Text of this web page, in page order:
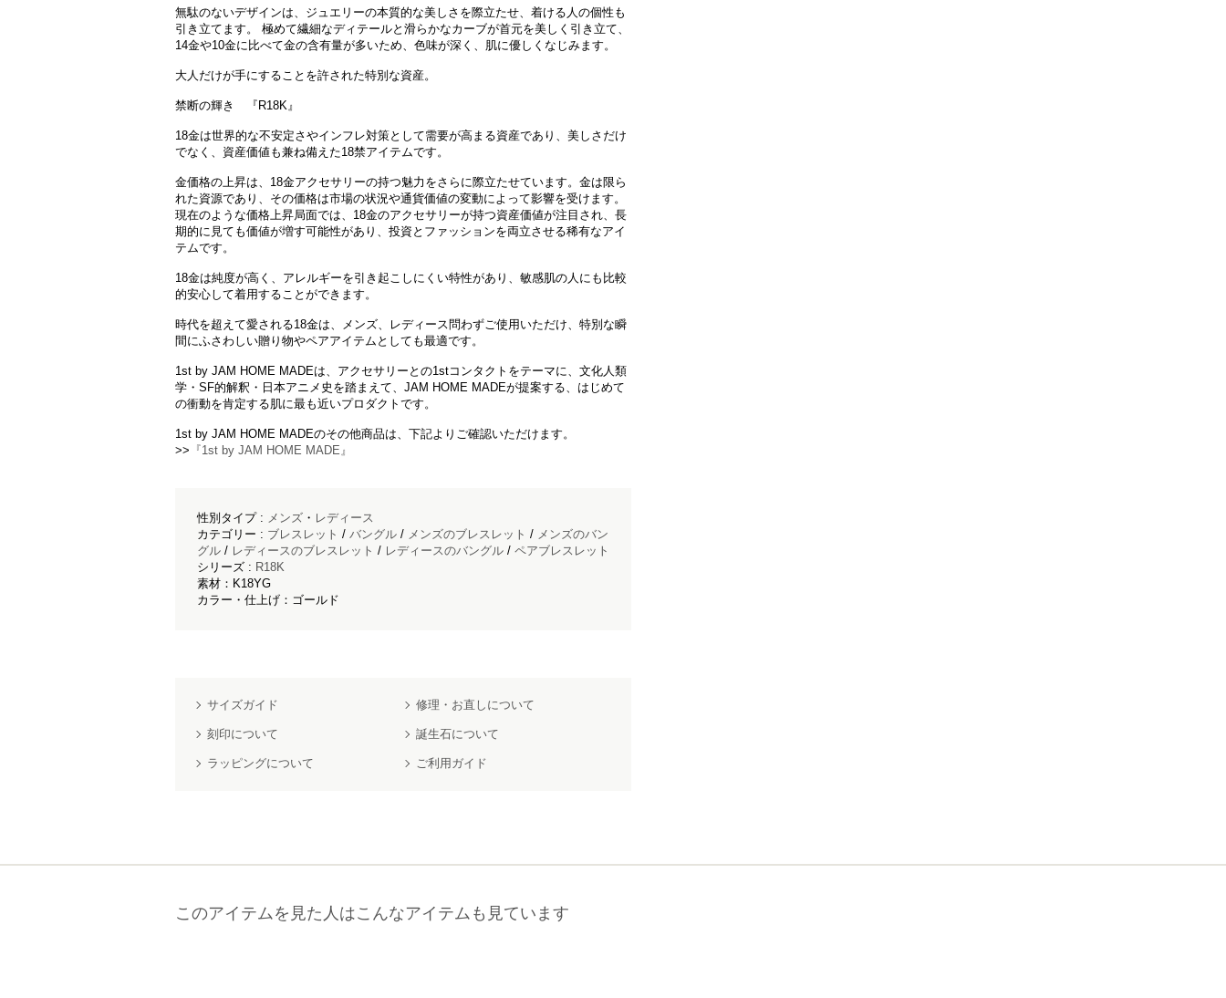
無駄のないデザインは、ジュエリーの本質的な美しさを際立たせ、着ける人の個性も
引き立てます。 極めて繊細なディテールと滑らかなカーブが首元を美しく引き立て、
14金や10金に比べて金の含有量が多いため、色味が深く、肌に優しくなじみます。
大人だけが手にすることを許された特別な資産。
禁断の輝き 『R18K』
18金は世界的な不安定さやインフレ対策として需要が高まる資産であり、美しさだけ
でなく、資産価値も兼ね備えた18禁アイテムです。
金価格の上昇は、18金アクセサリーの持つ魅力をさらに際立たせています。金は限ら
れた資源であり、その価格は市場の状況や通貨価値の変動によって影響を受けます。
現在のような価格上昇局面では、18金のアクセサリーが持つ資産価値が注目され、長
期的に見ても価値が増す可能性があり、投資とファッションを両立させる稀有なアイ
テムです。
18金は純度が高く、アレルギーを引き起こしにくい特性があり、敏感肌の人にも比較
的安心して着用することができます。
時代を超えて愛される18金は、メンズ、レディース問わずご使用いただけ、特別な瞬
間にふさわしい贈り物やペアアイテムとしても最適です。
1st by JAM HOME MADEは、アクセサリーとの1stコンタクトをテーマに、文化人類
学・SF的解釈・日本アニメ史を踏まえて、JAM HOME MADEが提案する、はじめて
の衝動を肯定する肌に最も近いプロダクトです。
1st by JAM HOME MADEのその他商品は、下記よりご確認いただけます。
>> 『1st by JAM HOME MADE』
性別タイプ : メンズ ・ レディース
カテゴリー : ブレスレット / バングル / メンズのブレスレット / メンズのバン
グル / レディースのブレスレット / レディースのバングル / ペアブレスレット
シリーズ : R18K
素材：K18YG
カラー・仕上げ：ゴールド
サイズガイド 修理・お直しについて
刻印について 誕生石について
ラッピングについて ご利用ガイド
このアイテムを見た人はこんなアイテムも見ています